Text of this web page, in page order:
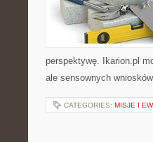
perspektywę. Ikarion.pl
ale sensownych
CATEGORIES: MISJE I